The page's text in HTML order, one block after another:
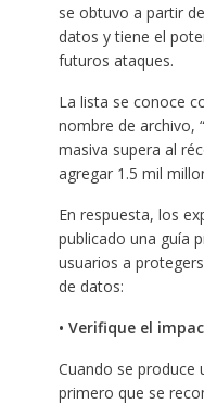
se obtuvo a partir
datos y tiene el
futuros ataques.
La lista se conoce
nombre de archivo,
masiva supera al
agregar 1.5 mil
En respuesta, los
publicado una guía
usuarios a
de datos:
• Verifique el
Cuando se produce
primero que se